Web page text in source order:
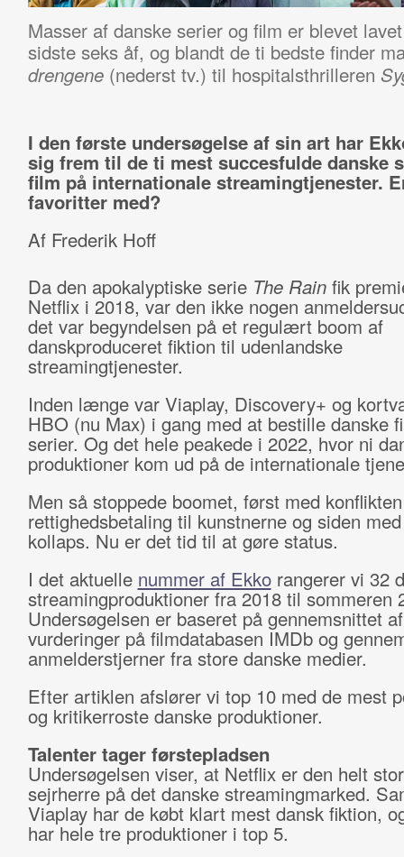
Masser af danske serier og film er blevet
sidste seks åf, og blandt de ti bedste finder
drengene (nederst tv.) til hospitalsthrilleren
I den første undersøgelse af sin art har
sig frem til de ti mest succesfulde danske
film på internationale streamingtjenester.
favoritter med?
Af Frederik Hoff
Da den apokalyptiske serie The Rain fik
Netflix i 2018, var den ikke nogen
det var begyndelsen på et regulært boom af
danskproduceret fiktion til udenlandske
streamingtjenester.
Inden længe var Viaplay, Discovery+ og
HBO (nu Max) i gang med at bestille danske
serier. Og det hele peakede i 2022, hvor ni
produktioner kom ud på de internationale
Men så stoppede boomet, først med
rettighedsbetaling til kunstnerne og siden
kollaps. Nu er det tid til at gøre status.
I det aktuelle nummer af Ekkorangerer vi 32
streamingproduktioner fra 2018 til sommeren
Undersøgelsen er baseret på gennemsnittet
vurderinger på filmdatabasen IMDb og
anmelderstjerner fra store danske medier.
Efter artiklen afslører vi top 10 med de mest
og kritikerroste danske produktioner.
Talenter tager førstepladsen
Undersøgelsen viser, at Netflix er den helt
sejrherre på det danske streamingmarked.
Viaplay har de købt klart mest dansk fiktion,
har hele tre produktioner i top 5.